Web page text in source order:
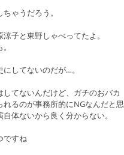
ゃうだろう。
子と東野しゃべってたよ。
してないのだが…。
てないんだけど、ガチのおバカ
るのが事務所的にNGなんだと思
体ないから良く分からない。
ですね